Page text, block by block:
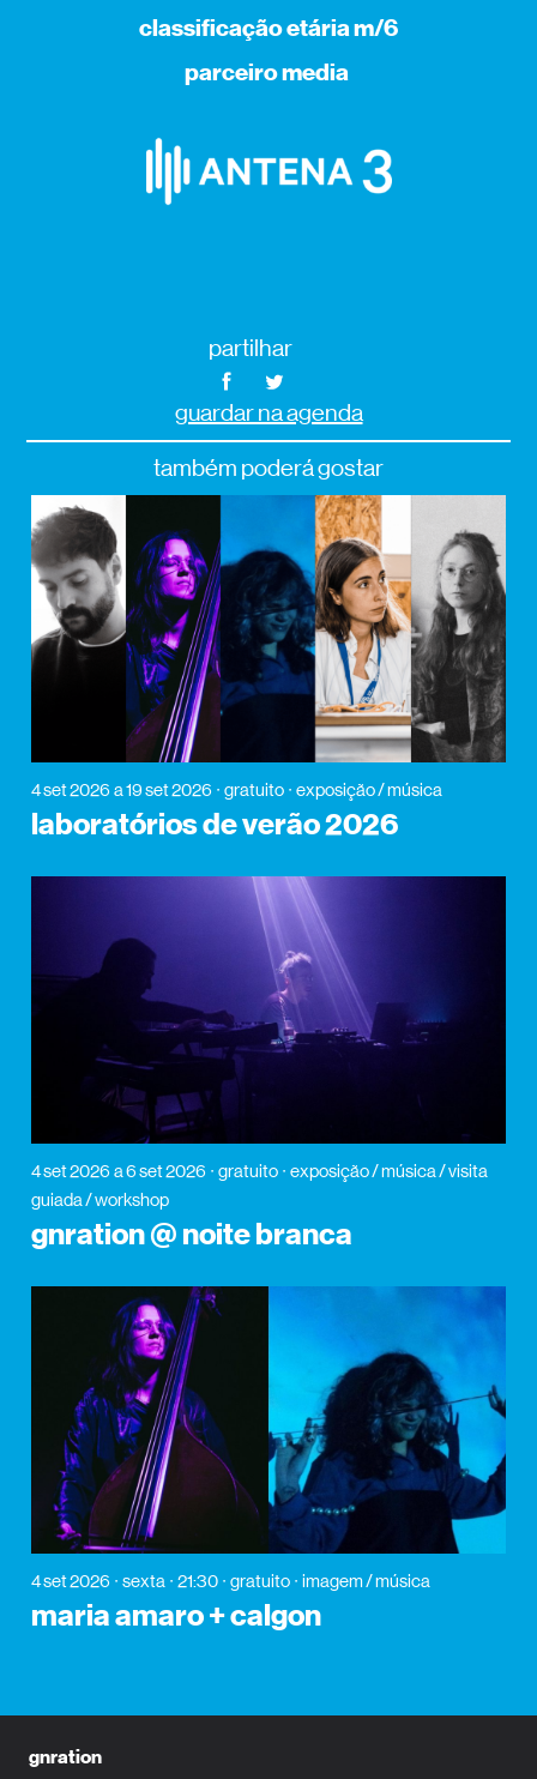
classificação etária m/6
parceiro media
partilhar
guardar na agenda
também poderá gostar
4 set 2026 a 19 set 2026 gratuito exposição / música
laboratórios de verão 2026
4 set 2026 a 6 set 2026 gratuito
exposição / música / visita
guiada / workshop
gnration @ noite branca
4 set 2026 sexta 21:30 gratuito imagem / música
maria amaro + calgon
gnration